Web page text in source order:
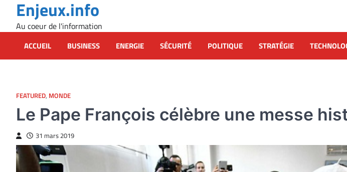
content
Enjeux.info
Au coeur de l'information
ACCUEIL BUSINESS ENERGIE SÉCURITÉ POLITIQUE STRATÉGIE
FEATURED, MONDE
Le Pape François célèbre une messe
31 mars 2019